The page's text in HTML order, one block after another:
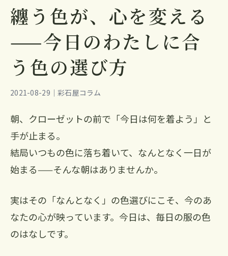
纏う色が、心を変える
——今日のわたしに合
う色の選び方
2021-08-29｜彩石屋コラム
朝、クローゼットの前で「今日は何を着よう」と
手が止まる。
結局いつもの色に落ち着いて、なんとなく一日が
始まる——そんな朝はありませんか。
実はその「なんとなく」の色選びにこそ、今のあ
なたの心が映っています。今日は、毎日の服の色
のはなしです。